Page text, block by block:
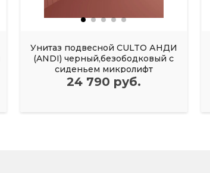
Унитаз подвесной CULTO АНДИ
(ANDI) черный,безободковый с
сиденьем микролифт
24 790 руб.